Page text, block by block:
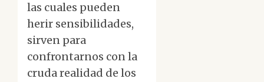
las cuales pueden
herir sensibilidades,
sirven para
confrontarnos con la
cruda realidad de los